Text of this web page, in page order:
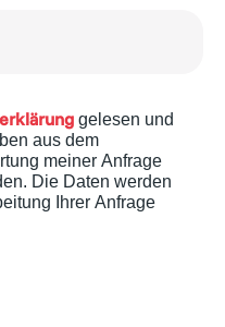
gelesen und
aus dem
meiner Anfrage
Die Daten werden
Ihrer Anfrage